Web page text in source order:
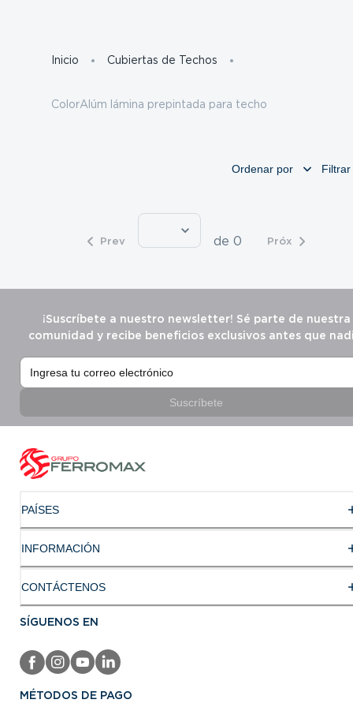
Inicio Cubiertas de Techos
ColorAlúm lámina prepintada para techo
Ordenar por Filtrar
Prev de 0 Próx
¡Suscríbete a nuestro newsletter! Sé parte de nuestra
comunidad y recibe beneficios exclusivos antes que
Suscríbete
PAÍSES
INFORMACIÓN
CONTÁCTENOS
SÍGUENOS EN
MÉTODOS DE PAGO